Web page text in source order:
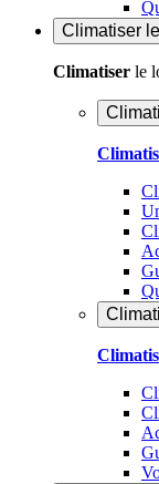
Climatiser
Climatiser le